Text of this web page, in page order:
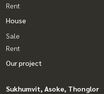
Rent
House
Sale
Rent
Our project
Sukhumvit, Asoke, Thonglor